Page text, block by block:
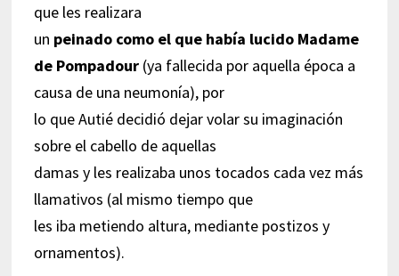
que les realizara
un peinado como el que había lucido Madame
de Pompadour(ya fallecida por aquella época a
causa de una neumonía), por
lo que Autié decidió dejar volar su imaginación
sobre el cabello de aquellas
damas y les realizaba unos tocados cada vez más
llamativos (al mismo tiempo que
les iba metiendo altura, mediante postizos y
ornamentos).